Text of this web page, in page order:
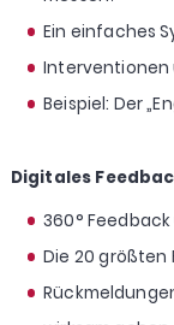
Ein einfaches
Interventionen
Beispiel: Der
Digitales
360°
Die 20 größten